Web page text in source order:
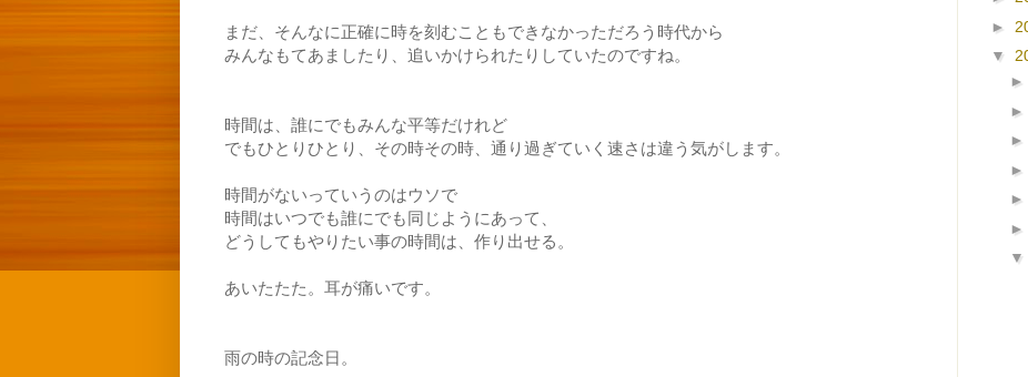
まだ、そんなに正確に時を刻むこともできなかっただろう時代から
みんなもてあましたり、追いかけられたりしていたのですね。
時間は、誰にでもみんな平等だけれど
でもひとりひとり、その時その時、通り過ぎていく速さは違う気がします。
時間がないっていうのはウソで
時間はいつでも誰にでも同じようにあって、
どうしてもやりたい事の時間は、作り出せる。
あいたたた。耳が痛いです。
雨の時の記念日。
►
▼
►
►
►
►
►
►
▼